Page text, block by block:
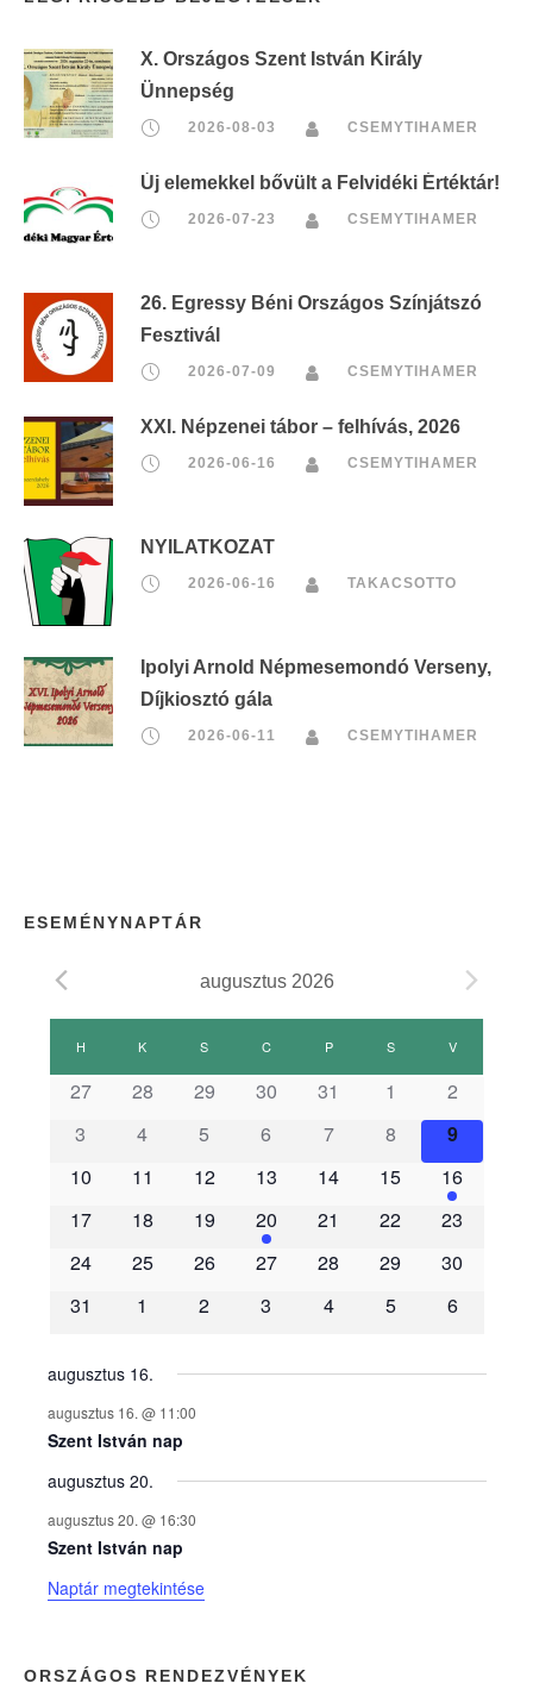
X. Országos Szent István Király
Ünnepség
2026-08-03 CSEMYTIHAMER
Új elemekkel bővült a Felvidéki Értéktár!
2026-07-23 CSEMYTIHAMER
26. Egressy Béni Országos Színjátszó
Fesztivál
2026-07-09 CSEMYTIHAMER
XXI. Népzenei tábor – felhívás, 2026
2026-06-16 CSEMYTIHAMER
NYILATKOZAT
2026-06-16 TAKACSOTTO
Ipolyi Arnold Népmesemondó Verseny,
Díjkiosztó gála
2026-06-11 CSEMYTIHAMER
ESEMÉNYNAPTÁR
augusztus 2026
E
m
é
n
y
e
k
n
a
p
H K S CCSÜTÖRTÖK
PPÉNTEK SSZOMBAT
VVASÁRNAP
27 28 29 30 31 1
2
3
4 5 6 7 8
9
10
11 12 13 14 15
16
17
18 19 20 21 22
23
24
25 26 27 28 29
30
31
1 2 3 4 5 6
augusztus 16.
augusztus 16. @ 11:00
Szent István nap
augusztus 20.
augusztus 20. @ 16:30
Szent István nap
Naptár megtekintése
ORSZÁGOS RENDEZVÉNYEK